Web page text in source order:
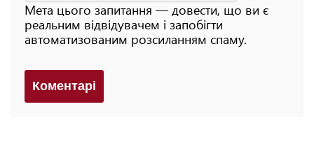
Мета цього запитання — довести, що ви є
реальним відвідувачем і запобігти
автоматизованим розсиланням спаму.
Коментарi